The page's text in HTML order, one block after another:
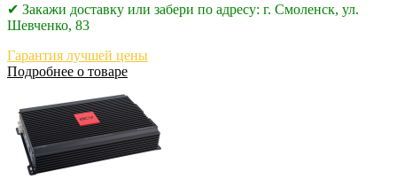
✔ Закажи доставку или забери по адресу: г. Смоленск, ул.
Шевченко, 83
Гарантия лучшей цены
Подробнее о товаре